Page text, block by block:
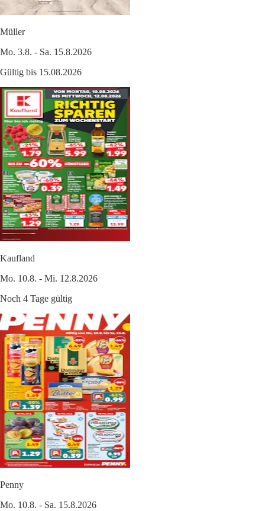
Müller
Mo. 3.8. - Sa. 15.8.2026
Gültig bis 15.08.2026
Kaufland
Mo. 10.8. - Mi. 12.8.2026
Noch 4 Tage gültig
Penny
Mo. 10.8. - Sa. 15.8.2026